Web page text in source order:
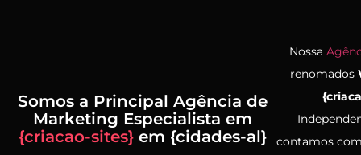
Somos a Principal Agência de
Marketing Especialista em
{criacao-sites} em {cidades-al}
Nossa
renomados
contamos